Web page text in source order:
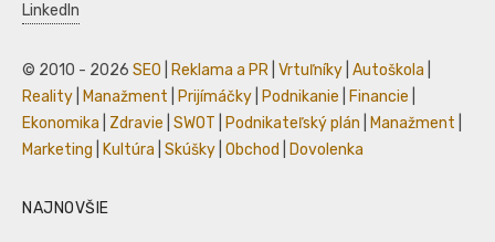
LinkedIn
© 2010 - 2026 SEO Reklama a PR Vrtuľníky Autoškola
Reality
Manažment Prijímáčky Podnikanie Financie
Ekonomika
Zdravie SWOT Podnikateľský plán Manažment
Marketing
Kultúra Skúšky Obchod Dovolenka
NAJNOVŠIE